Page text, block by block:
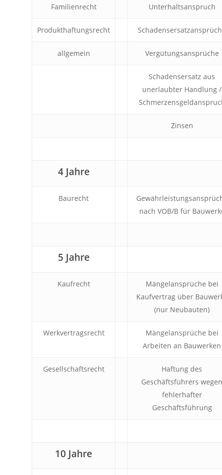
Familienrecht Unterhaltsanspruch
Produkthaftungsrecht
allgemein Vergütungsansprüche
Schadensersatz aus
unerlaubter Handlung /
Zinsen
4 Jahre
Baurecht
nach VOB/B für
5 Jahre
Kaufrecht
Mängelansprüche bei
Kaufvertrag über
(nur Neubauten)
Werkvertragsrecht
Mängelansprüche bei
Arbeiten an Bauwerken
Gesellschaftsrecht
Haftung des
Geschäftsführers wegen
fehlerhafter
Geschäftsführung
10 Jahre